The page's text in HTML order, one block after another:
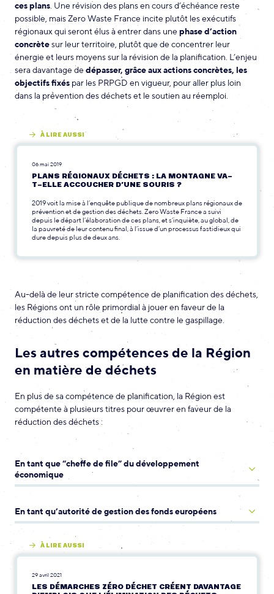
ces plans. Une révision des plans en cours d’échéance reste
possible, mais Zero Waste France incite plutôt les exécutifs
régionaux qui seront élus à entrer dans une phase d’action
concrètesur leur territoire, plutôt que de concentrer leur
énergie et leurs moyens sur la révision de la planification. L’enjeu
sera davantage de dépasser, grâce aux actions concrètes, les
objectifs fixés par les PRPGD en vigueur, pour aller plus loin
dans la prévention des déchets et le soutien au réemploi.
À LIRE AUSSI
06 mai 2019
PLANS RÉGIONAUX DÉCHETS : LA MONTAGNE VA-
T-ELLE ACCOUCHER D’UNE SOURIS ?
2019 voit la mise à l’enquête publique de nombreux plans régionaux de
prévention et de gestion des déchets. Zero Waste France a suivi
depuis le départ l’élaboration de ces plans, et s’inquiète, au global, de
la pauvreté de leur contenu final, à l’issue d’un processus fastidieux qui
dure depuis plus de deux ans.
Au-delà de leur stricte compétence de planification des déchets,
les Régions ont un rôle primordial à jouer en faveur de la
réduction des déchets et de la lutte contre le gaspillage.
Les autres compétences de la Région
en matière de déchets
En plus de sa compétence de planification, la Région est
compétente à plusieurs titres pour œuvrer en faveur de la
réduction des déchets :
En tant que “cheffe de file” du développement
économique
En tant qu’autorité de gestion des fonds européens
À LIRE AUSSI
29 avril 2021
LES DÉMARCHES ZÉRO DÉCHET CRÉENT DAVANTAGE